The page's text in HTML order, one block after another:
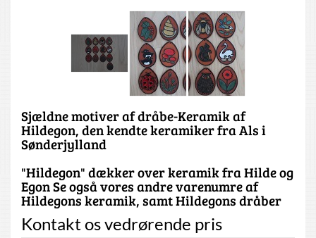
Sjældne motiver af dråbe-Keramik af
Hildegon, den kendte keramiker fra Als i
Sønderjylland
"Hildegon" dækker over keramik fra Hilde og
Egon Se også vores andre varenumre af
Hildegons keramik, samt Hildegons dråber
Kontakt os vedrørende pris